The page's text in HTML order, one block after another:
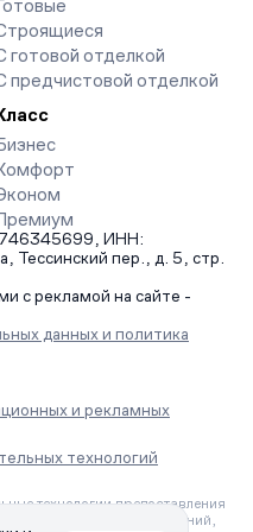
готовой отделкой
предчистовой отделкой
ИНН:
пер., д. 5, стр.
с рекламой на сайте -
данных и политика
и рекламных
технологий
технологии предоставления
и анализа сведений,